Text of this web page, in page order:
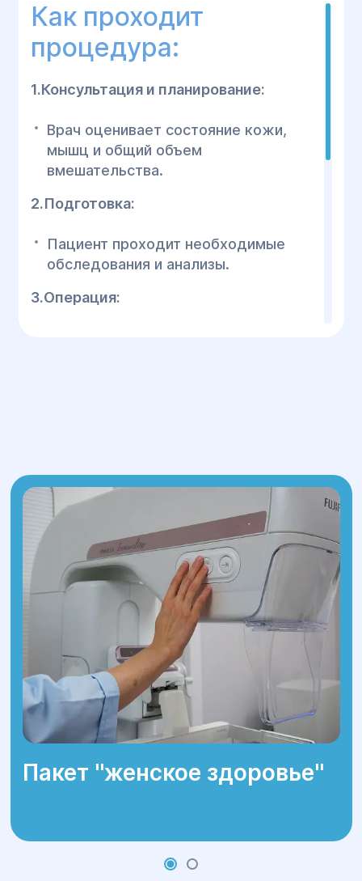
Как проходит
процедура:
1.Консультация и планирование:
Врач оценивает состояние кожи,
мышц и общий объем
вмешательства.
2.Подготовка:
Пациент проходит необходимые
обследования и анализы.
3.Операция:
4.Реабилитация:
Пребывание в стационаре — обычно
1 день;
Ношение компрессионного белья в
течение 3-4 недель;
Ограничение физических нагрузок на
Пакет ''женское здоровье''